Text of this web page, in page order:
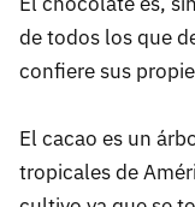
de todos los que
confiere sus
El cacao es un
tropicales de